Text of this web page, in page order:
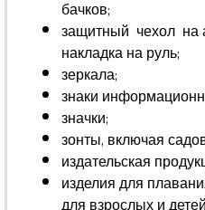
бачков;
защитный чехол на
накладка на руль;
зеркала;
знаки
значки;
зонты, включая
издательская
изделия для
для взрослых и